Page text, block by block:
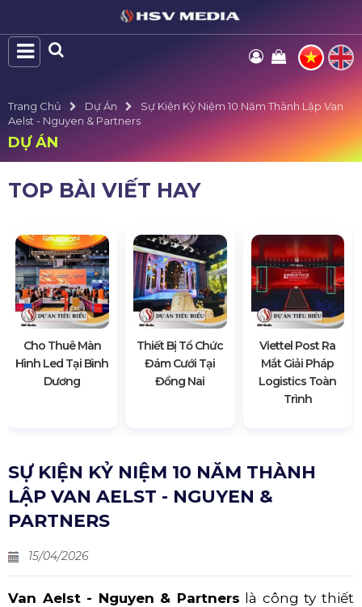
Trang Chủ Dự Án
Sự Kiện Kỷ Niệm 10 Năm Thành Lập Van
Aelst - Nguyen & Partners
DỰ ÁN
TOP BÀI VIẾT HAY
Cho Thuê Màn
Hình Led Tại Bình
Dương
Thiết Bị Tổ Chức
Đám Cưới Tại
Đồng Nai
Viettel Post Ra
Mắt Giải Pháp
Logistics Toàn
Trình
SỰ KIỆN KỶ NIỆM 10 NĂM THÀNH
LẬP VAN AELST - NGUYEN &
PARTNERS
15/04/2026
Van Aelst - Nguyen & Partners là công ty thiết